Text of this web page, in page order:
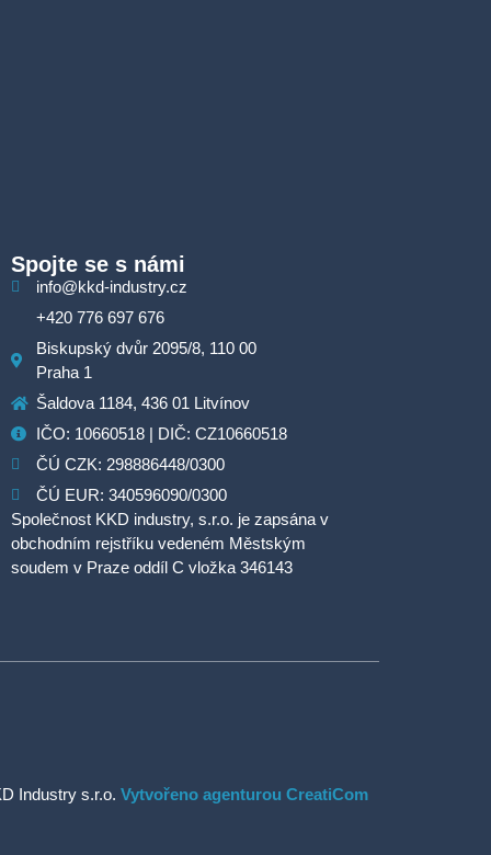
Spojte se s námi
info@kkd-industry.cz
+420 776 697 676
Biskupský dvůr 2095/8, 110 00
Praha 1
Šaldova 1184, 436 01 Litvínov
IČO: 10660518 | DIČ: CZ10660518
ČÚ CZK: 298886448/0300
ČÚ EUR: 340596090/0300
Společnost KKD industry, s.r.o. je zapsána v
obchodním rejstříku vedeném Městským
soudem v Praze oddíl C vložka 346143
Industry s.r.o. Vytvořeno agenturou CreatiCom